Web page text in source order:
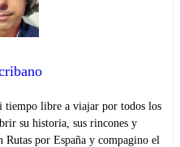
tiempo libre a viajar por todos los
su historia, sus rincones y
Rutas por España y compagino el